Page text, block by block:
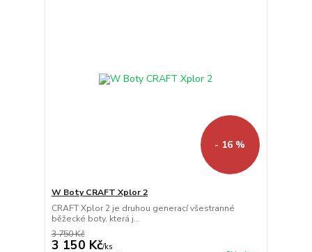
- 16 %
W Boty CRAFT Xplor 2
CRAFT Xplor 2 je druhou generací všestranné
běžecké boty, která j...
3 750 Kč
3 150 Kč/ks